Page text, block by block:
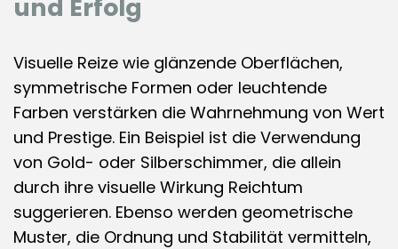
und Erfolg
Visuelle Reize wie glänzende Oberflächen,
symmetrische Formen oder leuchtende
Farben verstärken die Wahrnehmung von Wert
und Prestige. Ein Beispiel ist die Verwendung
von Gold- oder Silberschimmer, die allein
durch ihre visuelle Wirkung Reichtum
suggerieren. Ebenso werden geometrische
Muster, die Ordnung und Stabilität vermitteln,